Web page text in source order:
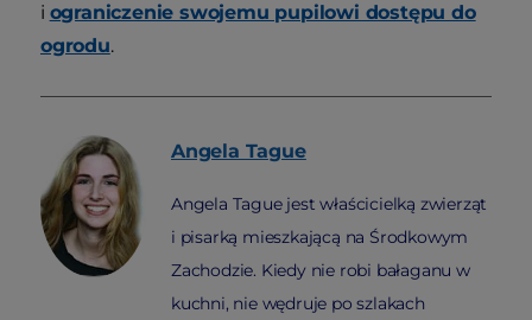
i ograniczenie swojemu pupilowi dostępu do
ogrodu.
Angela Tague
Angela Tague jest właścicielką zwierząt
i pisarką mieszkającą na Środkowym
Zachodzie. Kiedy nie robi bałaganu w
kuchni, nie wędruje po szlakach